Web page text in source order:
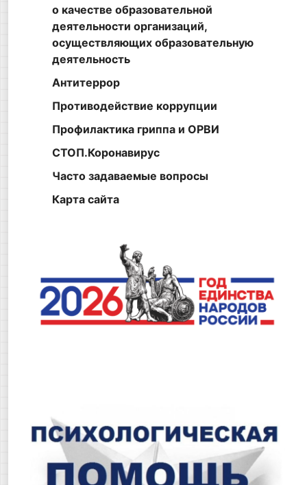
о качестве образовательной
деятельности организаций,
осуществляющих образовательную
деятельность
Антитеррор
Противодействие коррупции
Профилактика гриппа и ОРВИ
СТОП.Коронавирус
Часто задаваемые вопросы
Карта сайта